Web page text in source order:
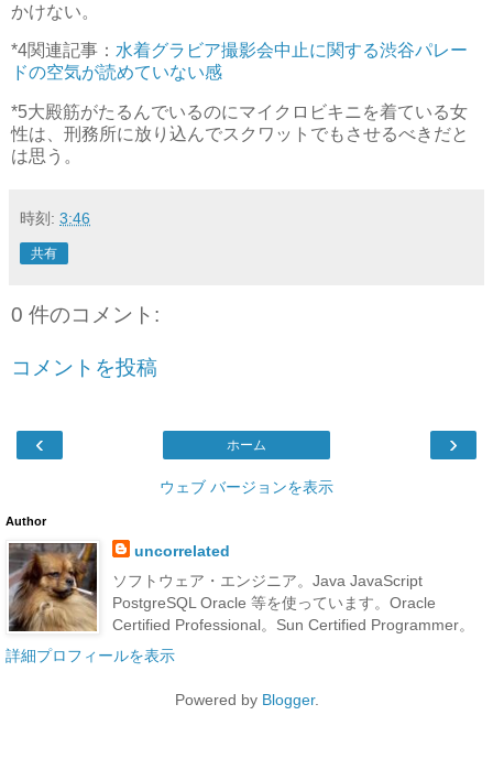
かけない。
*4関連記事： 水着グラビア撮影会中止に関する渋谷パレー
ドの空気が読めていない感
*5大殿筋がたるんでいるのにマイクロビキニを着ている女
性は、刑務所に放り込んでスクワットでもさせるべきだと
は思う。
時刻: 3:46
共有
0 件のコメント:
コメントを投稿
‹ ›
ホーム
ウェブ バージョンを表示
Author
uncorrelated
ソフトウェア・エンジニア。Java JavaScript
PostgreSQL Oracle 等を使っています。Oracle
Certified Professional。Sun Certified Programmer。
詳細プロフィールを表示
Powered by Blogger.